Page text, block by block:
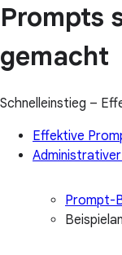
Prompts
gemacht
Schnelleinstieg –
Effektive
Prompt-